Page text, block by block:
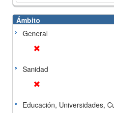
Ámbito
General
Sanidad
Educación, Universidades,